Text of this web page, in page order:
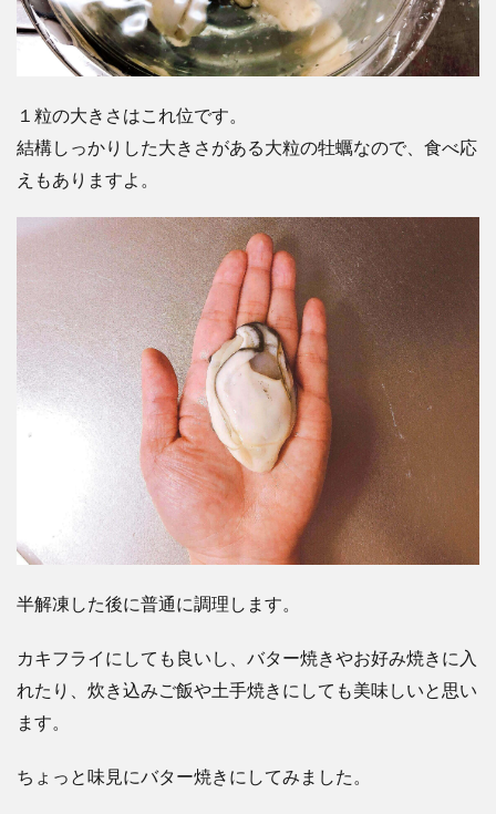
１粒の大きさはこれ位です。
結構しっかりした大きさがある大粒の牡蠣なので、食べ応
えもありますよ。
半解凍した後に普通に調理します。
カキフライにしても良いし、バター焼きやお好み焼きに入
れたり、炊き込みご飯や土手焼きにしても美味しいと思い
ます。
ちょっと味見にバター焼きにしてみました。